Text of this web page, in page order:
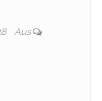
Aus